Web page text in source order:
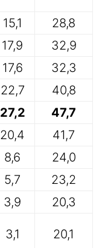
15,1
28,8
17,9
32,9
17,6
32,3
22,7
40,8
27,2
47,7
20,4
41,7
8,6
24,0
5,7
23,2
3,9
20,3
3,1 20,1